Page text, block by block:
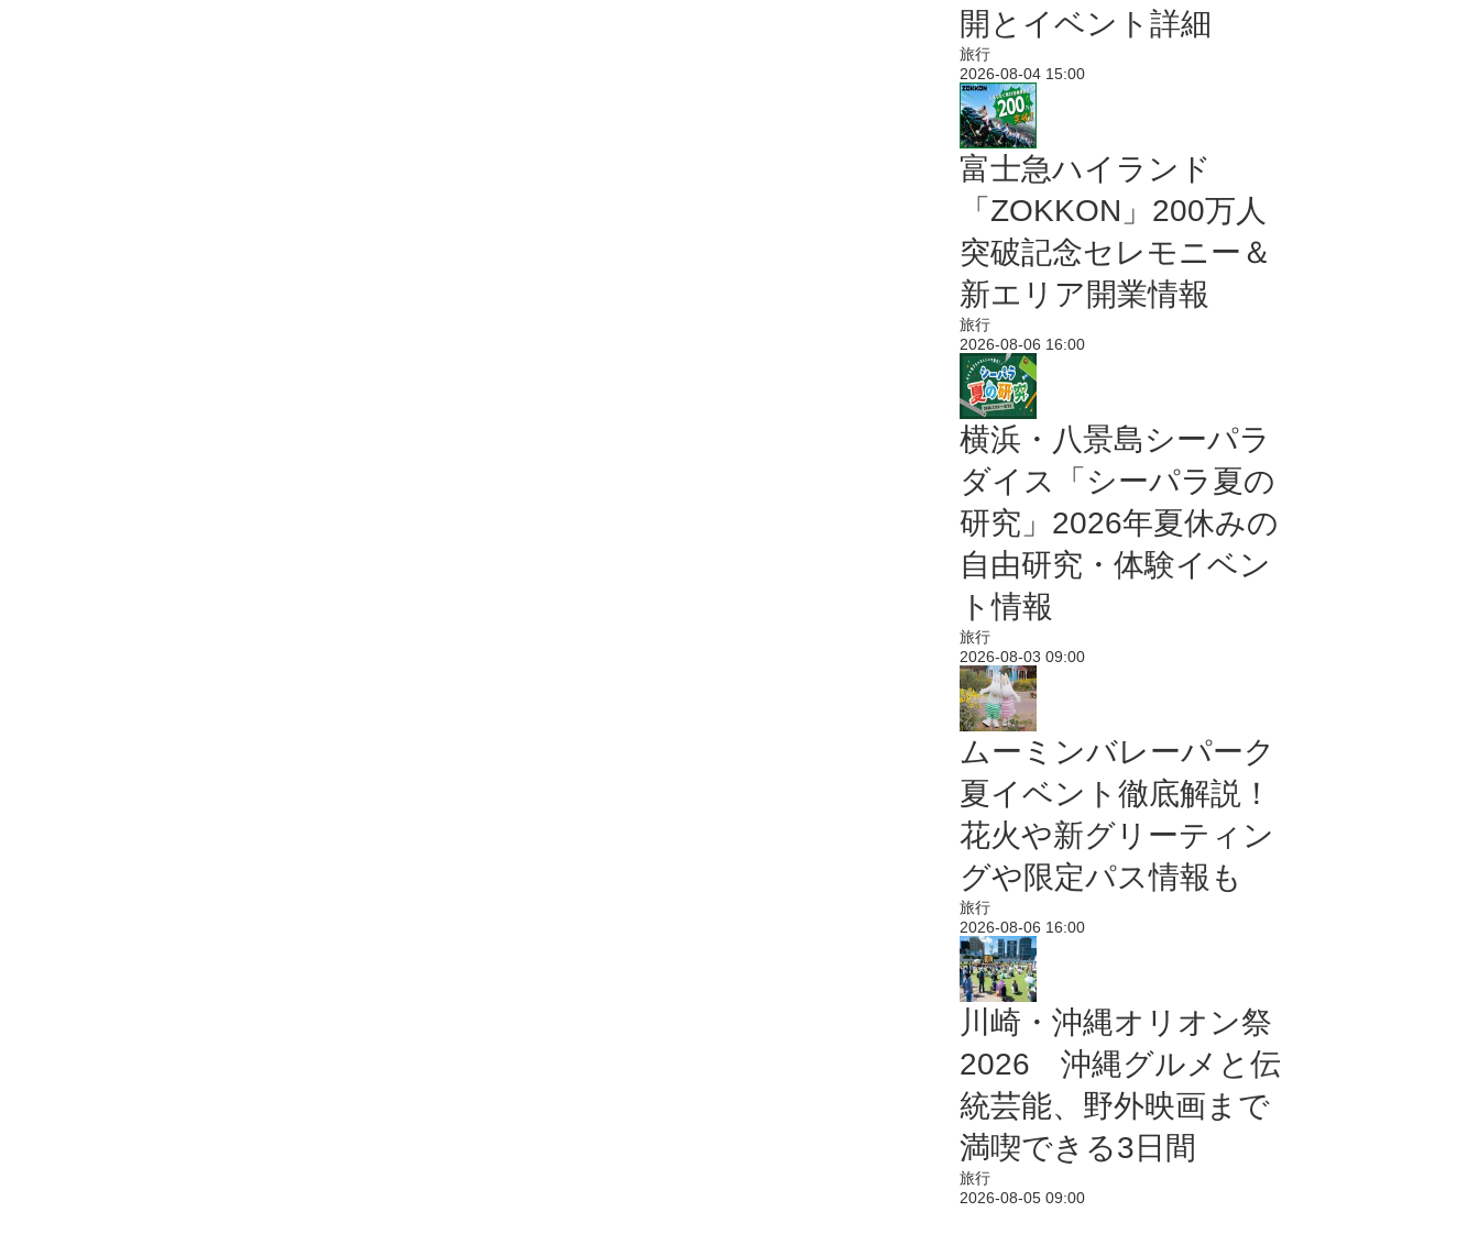
開とイベント詳細
旅行
2026-08-04 15:00
富士急ハイランド
「ZOKKON」200万人
突破記念セレモニー＆
新エリア開業情報
旅行
2026-08-06 16:00
横浜・八景島シーパラ
ダイス「シーパラ夏の
研究」2026年夏休みの
自由研究・体験イベン
ト情報
旅行
2026-08-03 09:00
ムーミンバレーパーク
夏イベント徹底解説！
花火や新グリーティン
グや限定パス情報も
旅行
2026-08-06 16:00
川崎・沖縄オリオン祭
2026 沖縄グルメと伝
統芸能、野外映画まで
満喫できる3日間
旅行
2026-08-05 09:00